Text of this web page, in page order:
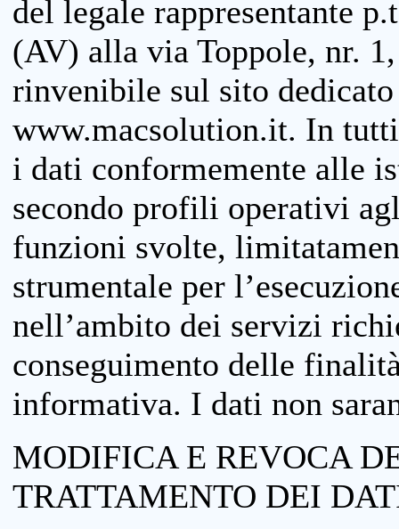
del legale rappresentante
(AV) alla via Toppole, nr.
rinvenibile sul sito
www.macsolution.it. In
i dati conformemente alle
secondo profili operativi
funzioni svolte,
strumentale per
nell’ambito dei servizi
conseguimento delle
informativa. I dati non
MODIFICA E REVOCA
TRATTAMENTO DEI